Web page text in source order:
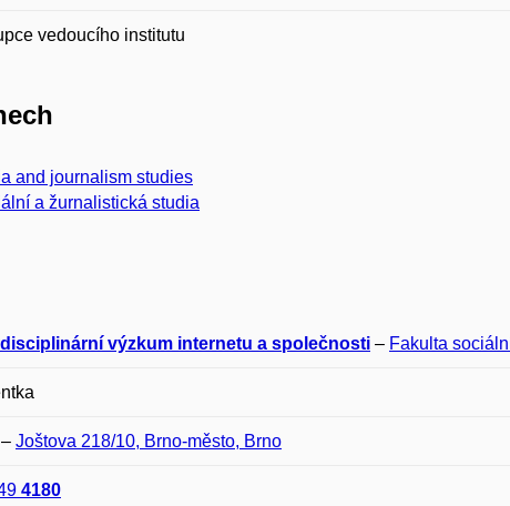
vedoucího institutu
and journalism studies
a žurnalistická studia
výzkum internetu a společnosti – Fakulta
– Joštova 218/10, Brno-město, Brno
4180